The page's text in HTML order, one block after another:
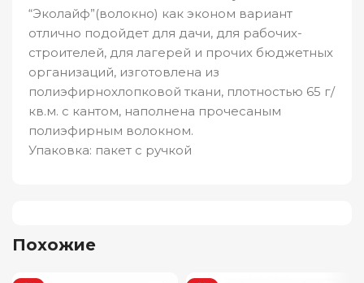
“Эколайф”(волокно) как эконом вариант
отлично подойдет для дачи, для рабочих-
строителей, для лагерей и прочих бюджетных
организаций, изготовлена из
полиэфирнохлопковой ткани, плотностью 65 г/
кв.м. с кантом, наполнена прочесаным
полиэфирным волокном.
Упаковка: пакет с ручкой
Похожие